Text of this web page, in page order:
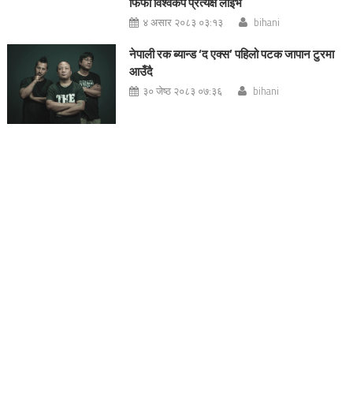
४ असार २०८३ ०३:१३ bihani
नेपाली रक ब्यान्ड ‘द एक्स’ पहिलो पटक जापान टुरमा
आउँदै
३० जेष्ठ २०८३ ०७:३६ bihani